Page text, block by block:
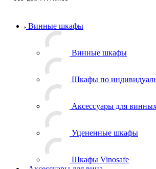
Винные шкафы
Винные шкафы
Шкафы по
Аксессуары для
Уцененные шкафы
Шкафы Vinosafe